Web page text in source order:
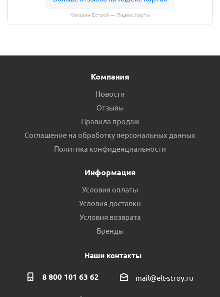
Магазин Естрой — Яндекс.Карты
Компания
Новости
Отзывы
Правила продаж
Соглашение на обработку персональных данных
Политика конфиденциальности
Информация
Условия оплаты
Условия доставки
Условия возврата
Бренды
Наши контакты
8 800 101 63 62 mail@elt-stroy.ru